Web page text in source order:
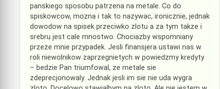
panskiego sposobu patrzena na metale. Co do
spiskowcow, mozna i tak to nazywac, ironicznie, jednak
dowodow na spisek przeciwko zlotu a za tym takze i
srebru jest cale mnostwo. Chociazby wspomniany
przeze mnie przypadek. Jesli finansjera ustawi nas w
roli niewolnikow zaprzegnietych w powiedzmy kredyty
– bedzie Pan triumfowal, ze metale sie
zdeprecjonowaly. Jednak jesli im sie nie uda wygra